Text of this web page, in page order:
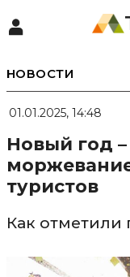
НОВОСТИ
01.01.2025, 14:48
Новый год
туристов
Как отметили